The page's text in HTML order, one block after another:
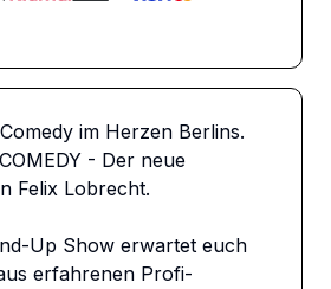
im Herzen Berlins.
- Der neue
Felix Lobrecht.
Up Show erwartet euch
erfahrenen Profi-